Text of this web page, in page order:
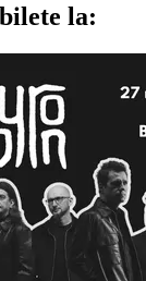
la: